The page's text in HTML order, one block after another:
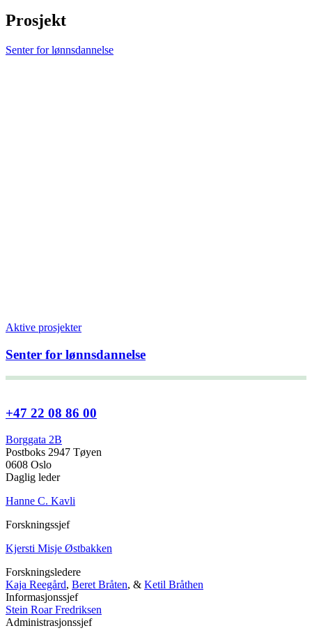
Prosjekt
Senter for lønnsdannelse
Aktive prosjekter
Senter for lønnsdannelse
+47 22 08 86 00
Borggata 2B
Postboks 2947 Tøyen
0608 Oslo
Daglig leder
Hanne C. Kavli
Forskningssjef
Kjersti Misje Østbakken
Forskningsledere
Kaja Reegård, Beret Bråten, & Ketil Bråthen
Informasjonssjef
Stein Roar Fredriksen
Administrasjonssjef